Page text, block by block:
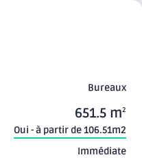
Bureaux
651.5 m2
Oui - à partir de 106.51m2
Immédiate